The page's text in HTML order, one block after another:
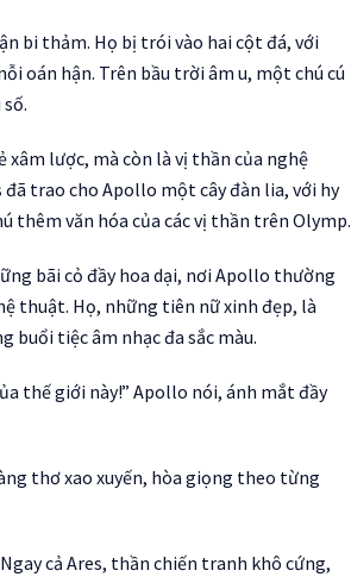
bi thảm. Họ bị trói vào hai cột đá, với
oán hận. Trên bầu trời âm u, một chú cú
lược, mà còn là vị thần của nghệ
trao cho Apollo một cây đàn lia, với hy
thêm văn hóa của các vị thần trên Olymp.
bãi cỏ đầy hoa dại, nơi Apollo thường
thuật. Họ, những tiên nữ xinh đẹp, là
buổi tiệc âm nhạc đa sắc màu.
thế giới này!” Apollo nói, ánh mắt đầy
thơ xao xuyến, hòa giọng theo từng
cả Ares, thần chiến tranh khô cứng,